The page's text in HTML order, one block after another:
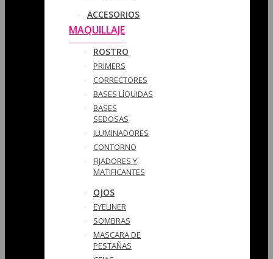
ACCESORIOS
MAQUILLAJE
ROSTRO
PRIMERS
CORRECTORES
BASES LÍQUIDAS
BASES
SEDOSAS
ILUMINADORES
CONTORNO
FIJADORES Y
MATIFICANTES
OJOS
EYELINER
SOMBRAS
MASCARA DE
PESTAÑAS